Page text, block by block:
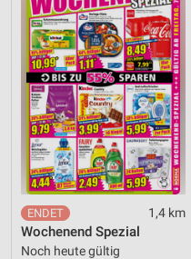
1,4 km
Wochenend Spezial
Noch heute gültig